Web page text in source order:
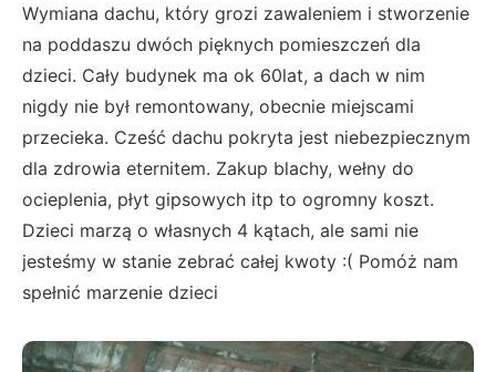
Wymiana dachu, który grozi zawaleniem i stworzenie
na poddaszu dwóch pięknych pomieszczeń dla
dzieci. Cały budynek ma ok 60lat, a dach w nim
nigdy nie był remontowany, obecnie miejscami
przecieka. Cześć dachu pokryta jest niebezpiecznym
dla zdrowia eternitem. Zakup blachy, wełny do
ocieplenia, płyt gipsowych itp to ogromny koszt.
Dzieci marzą o własnych 4 kątach, ale sami nie
jesteśmy w stanie zebrać całej kwoty :( Pomóż nam
spełnić marzenie dzieci